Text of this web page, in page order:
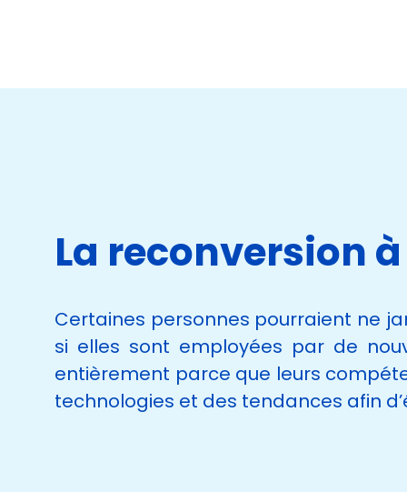
La reconversion
Certaines personnes pourraient ne
si elles sont employées par de
entièrement parce que leurs
technologies et des tendances afin